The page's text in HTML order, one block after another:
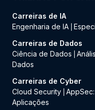
Carreiras de IA
Engenharia de IA
Carreiras de Dados
Ciência de Dados
Dados
Carreiras de Cyber
Cloud Security
Aplicações